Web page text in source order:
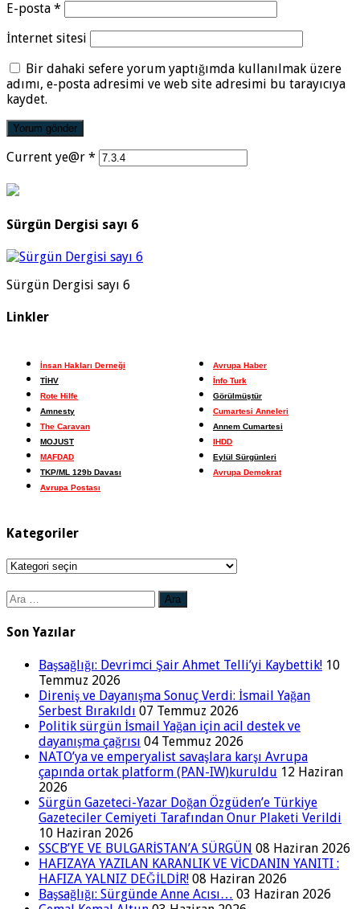
E-posta *
İnternet sitesi
Bir dahaki sefere yorum yaptığımda kullanılmak üzere
adımı, e-posta adresimi ve web site adresimi bu tarayıcıya
kaydet.
Current ye@r *
Sürgün Dergisi sayı 6
Sürgün Dergisi sayı 6
Linkler
İnsan Hakları Derneği
TİHV
Rote Hilfe
Amnesty
The Caravan
MOJUST
MAFDAD
TKP/ML 129b Davası
Avrupa Postası
Avrupa Haber
İnfo Turk
Görülmüştür
Cumartesi Anneleri
Annem Cumartesi
IHDD
Eylül Sürgünleri
Avrupa Demokrat
Kategoriler
Kategoriler
Arama:
Son Yazılar
Başsağlığı: Devrimci Şair Ahmet Telli’yi Kaybettik! 10
Temmuz 2026
Direniş ve Dayanışma Sonuç Verdi: İsmail Yağan
Serbest Bırakıldı 07 Temmuz 2026
Politik sürgün İsmail Yağan için acil destek ve
dayanışma çağrısı 04 Temmuz 2026
NATO’ya ve emperyalist savaşlara karşı Avrupa
çapında ortak platform (PAN-IW)kuruldu 12 Haziran
2026
Sürgün Gazeteci-Yazar Doğan Özgüden’e Türkiye
Gazeteciler Cemiyeti Tarafından Onur Plaketi Verildi
10 Haziran 2026
SSCB’YE VE BULGARİSTAN’A SÜRGÜN 08 Haziran 2026
HAFIZAYA YAZILAN KARANLIK VE VİCDANIN YANITI :
HAFIZA YALNIZ DEĞİLDİR! 08 Haziran 2026
Başsağlığı: Sürgünde Anne Acısı… 03 Haziran 2026